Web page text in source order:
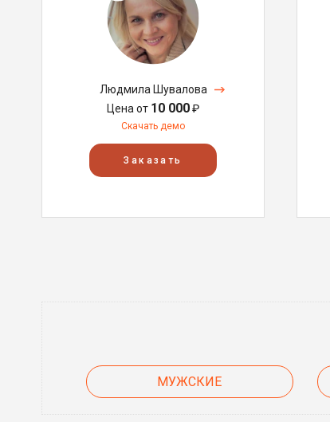
Людмила Шувалова
Цена от 10 000₽
Скачать демо
Заказать
МУЖСКИЕ